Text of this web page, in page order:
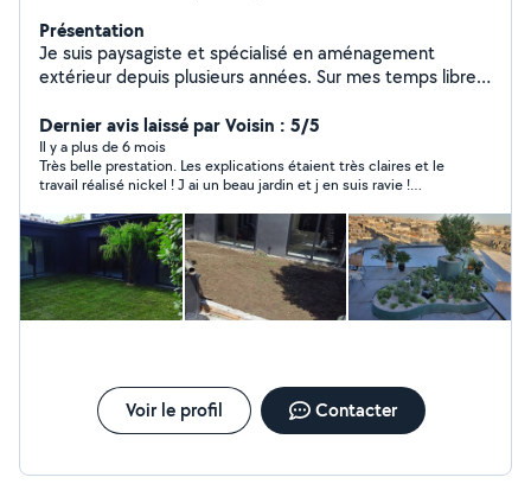
Présentation
Je suis paysagiste et spécialisé en aménagement
extérieur depuis plusieurs années. Sur mes temps libres
transport. Au plaisir de pouvoir vous être utile. Zero 6-
Dernier avis laissé par Voisin : 5/5
Il y a plus de 6 mois
Très belle prestation. Les explications étaient très claires et le
travail réalisé nickel ! J ai un beau jardin et j en suis ravie !
recontacte au printemps pour la suite !
Voir le profil Contacter